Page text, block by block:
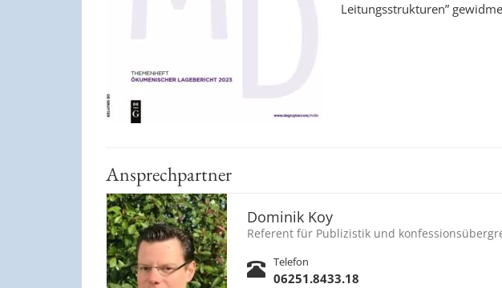
Leitungsstrukturen”
Ansprechpartner
Dominik Koy
Referent für Publizistik und
Telefon
06251.8433.18